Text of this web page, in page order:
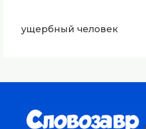
ущербный человек